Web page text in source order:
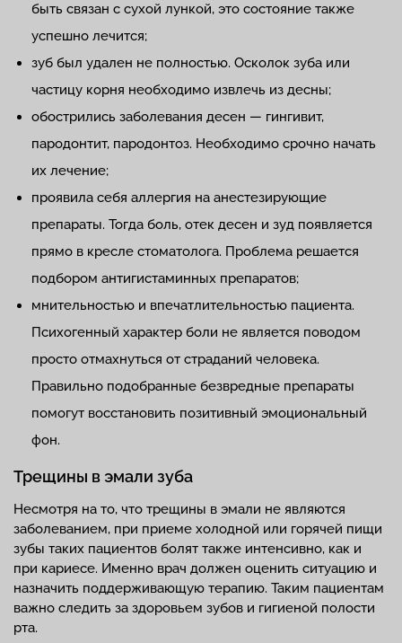
быть связан с сухой лункой, это состояние также
успешно лечится;
зуб был удален не полностью. Осколок зуба или
частицу корня необходимо извлечь из десны;
обострились заболевания десен — гингивит,
пародонтит, пародонтоз. Необходимо срочно начать
их лечение;
проявила себя аллергия на анестезирующие
препараты. Тогда боль, отек десен и зуд появляется
прямо в кресле стоматолога. Проблема решается
подбором антигистаминных препаратов;
мнительностью и впечатлительностью пациента.
Психогенный характер боли не является поводом
просто отмахнуться от страданий человека.
Правильно подобранные безвредные препараты
помогут восстановить позитивный эмоциональный
фон.
Трещины в эмали зуба
Несмотря на то, что трещины в эмали не являются
заболеванием, при приеме холодной или горячей пищи
зубы таких пациентов болят также интенсивно, как и
при кариесе. Именно врач должен оценить ситуацию и
назначить поддерживающую терапию. Таким пациентам
важно следить за здоровьем зубов и гигиеной полости
рта.